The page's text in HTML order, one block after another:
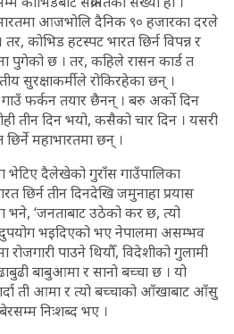
भारतमा आजभोलि दैनिक ९० हजारका दरले
कोभिड हटस्पट भारत छिर्न विपन्न र
पुगेको छ । तर, कहिले रासन कार्ड त
सुरक्षाकर्मीले रोकिरहेका छन् ।
गाउँ फर्कन तयार छैनन् । बरु अर्को दिन
तीन दिन भयो, कसैको चार दिन । यसरी
छिर्ने महाभारतमा छन् ।
भेटिए दैलेखेको गुराँस गाउँपालिका
छिर्न तीन दिनदेखि जमुनाहा प्रयास
भने, ‘जनताबाट उठेको कर छ, त्यो
भइदिएको भए नेपालमा असम्भव
पाउने थियौँ, विदेशीको गुलामी
बाबुआमा र सानो बच्चा छ । यो
ती आमा र त्यो बच्चाको आँखाबाट आँसु
निःशब्द भए ।